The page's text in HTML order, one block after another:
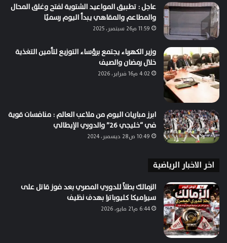
عاجل : تطبيق المواعيد الشتوية لفتح وغلق المحال
والمطاعم والمقاهي يبدأ اليوم رسميًا
11:59 م26 سبتمبر، 2025
وزير الكهرباء يجتمع برؤساء التوزيع لتأمين التغذية
خلال رمضان والصيف
4:02 م16 فبراير، 2026
ابرز مباريات اليوم من ملاعب العالم : منافسات قوية
في “خليجي 26” والدوري الإيطالي
10:49 ص28 ديسمبر، 2024
اخر الاخبار الرياضية
الزمالك بطلاً للدوري المصري بعد فوز قاتل على
سيراميكا كليوباترا بهدف نظيف
6:44 م21 مايو، 2026